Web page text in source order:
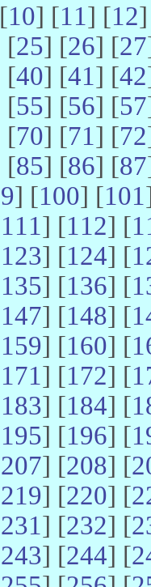
10] [11] [12
[25] [26] [27
[40] [41] [42
[55] [56] [57
[70] [71] [72
[85] [86] [87
] [100] [101
111] [112] [
123] [124] [
135] [136] [
147] [148] [
159] [160] [
171] [172] [
183] [184] [
195] [196] [
207] [208] [
219] [220] [
231] [232] [
243] [244] [